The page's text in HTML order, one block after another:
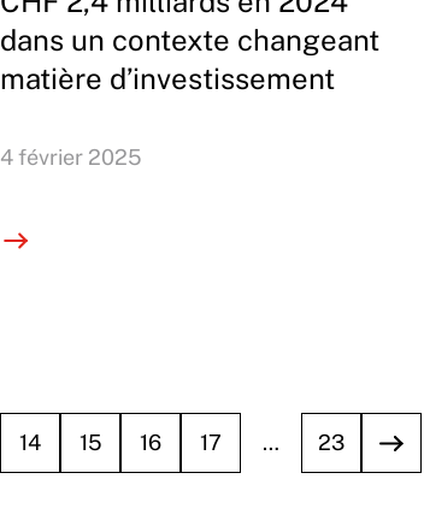
dans un contexte changeant
matière d’investissement
4 février 2025
14 15 16 17 … 23